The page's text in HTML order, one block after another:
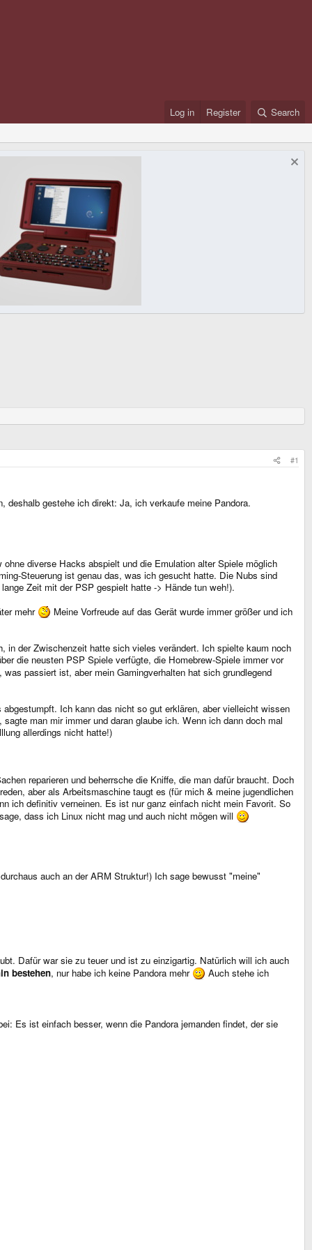
Log in Register Search
#1
gestehe ich direkt: Ja, ich verkaufe meine Pandora.
diverse Hacks abspielt und die Emulation alter Spiele möglich
Steuerung ist genau das, was ich gesucht hatte. Die Nubs sind
Zeit mit der PSP gespielt hatte -> Hände tun weh!).
mehr
Meine Vorfreude auf das Gerät wurde immer größer und ich
in der Zwischenzeit hatte sich vieles verändert. Ich spielte kaum noch
die neusten PSP Spiele verfügte, die Homebrew-Spiele immer vor
passiert ist, aber mein Gamingverhalten hat sich grundlegend
Ich kann das nicht so gut erklären, aber vielleicht wissen
man mir immer und daran glaube ich. Wenn ich dann doch mal
allerdings nicht hatte!)
reparieren und beherrsche die Kniffe, die man dafür braucht. Doch
aber als Arbeitsmaschine taugt es (für mich & meine jugendlichen
ich definitiv verneinen. Es ist nur ganz einfach nicht mein Favorit. So
dass ich Linux nicht mag und auch nicht mögen will
auch an der ARM Struktur!) Ich sage bewusst "meine"
Dafür war sie zu teuer und ist zu einzigartig. Natürlich will ich auch
bestehen, nur habe ich keine Pandora mehr Auch stehe ich
Es ist einfach besser, wenn die Pandora jemanden findet, der sie